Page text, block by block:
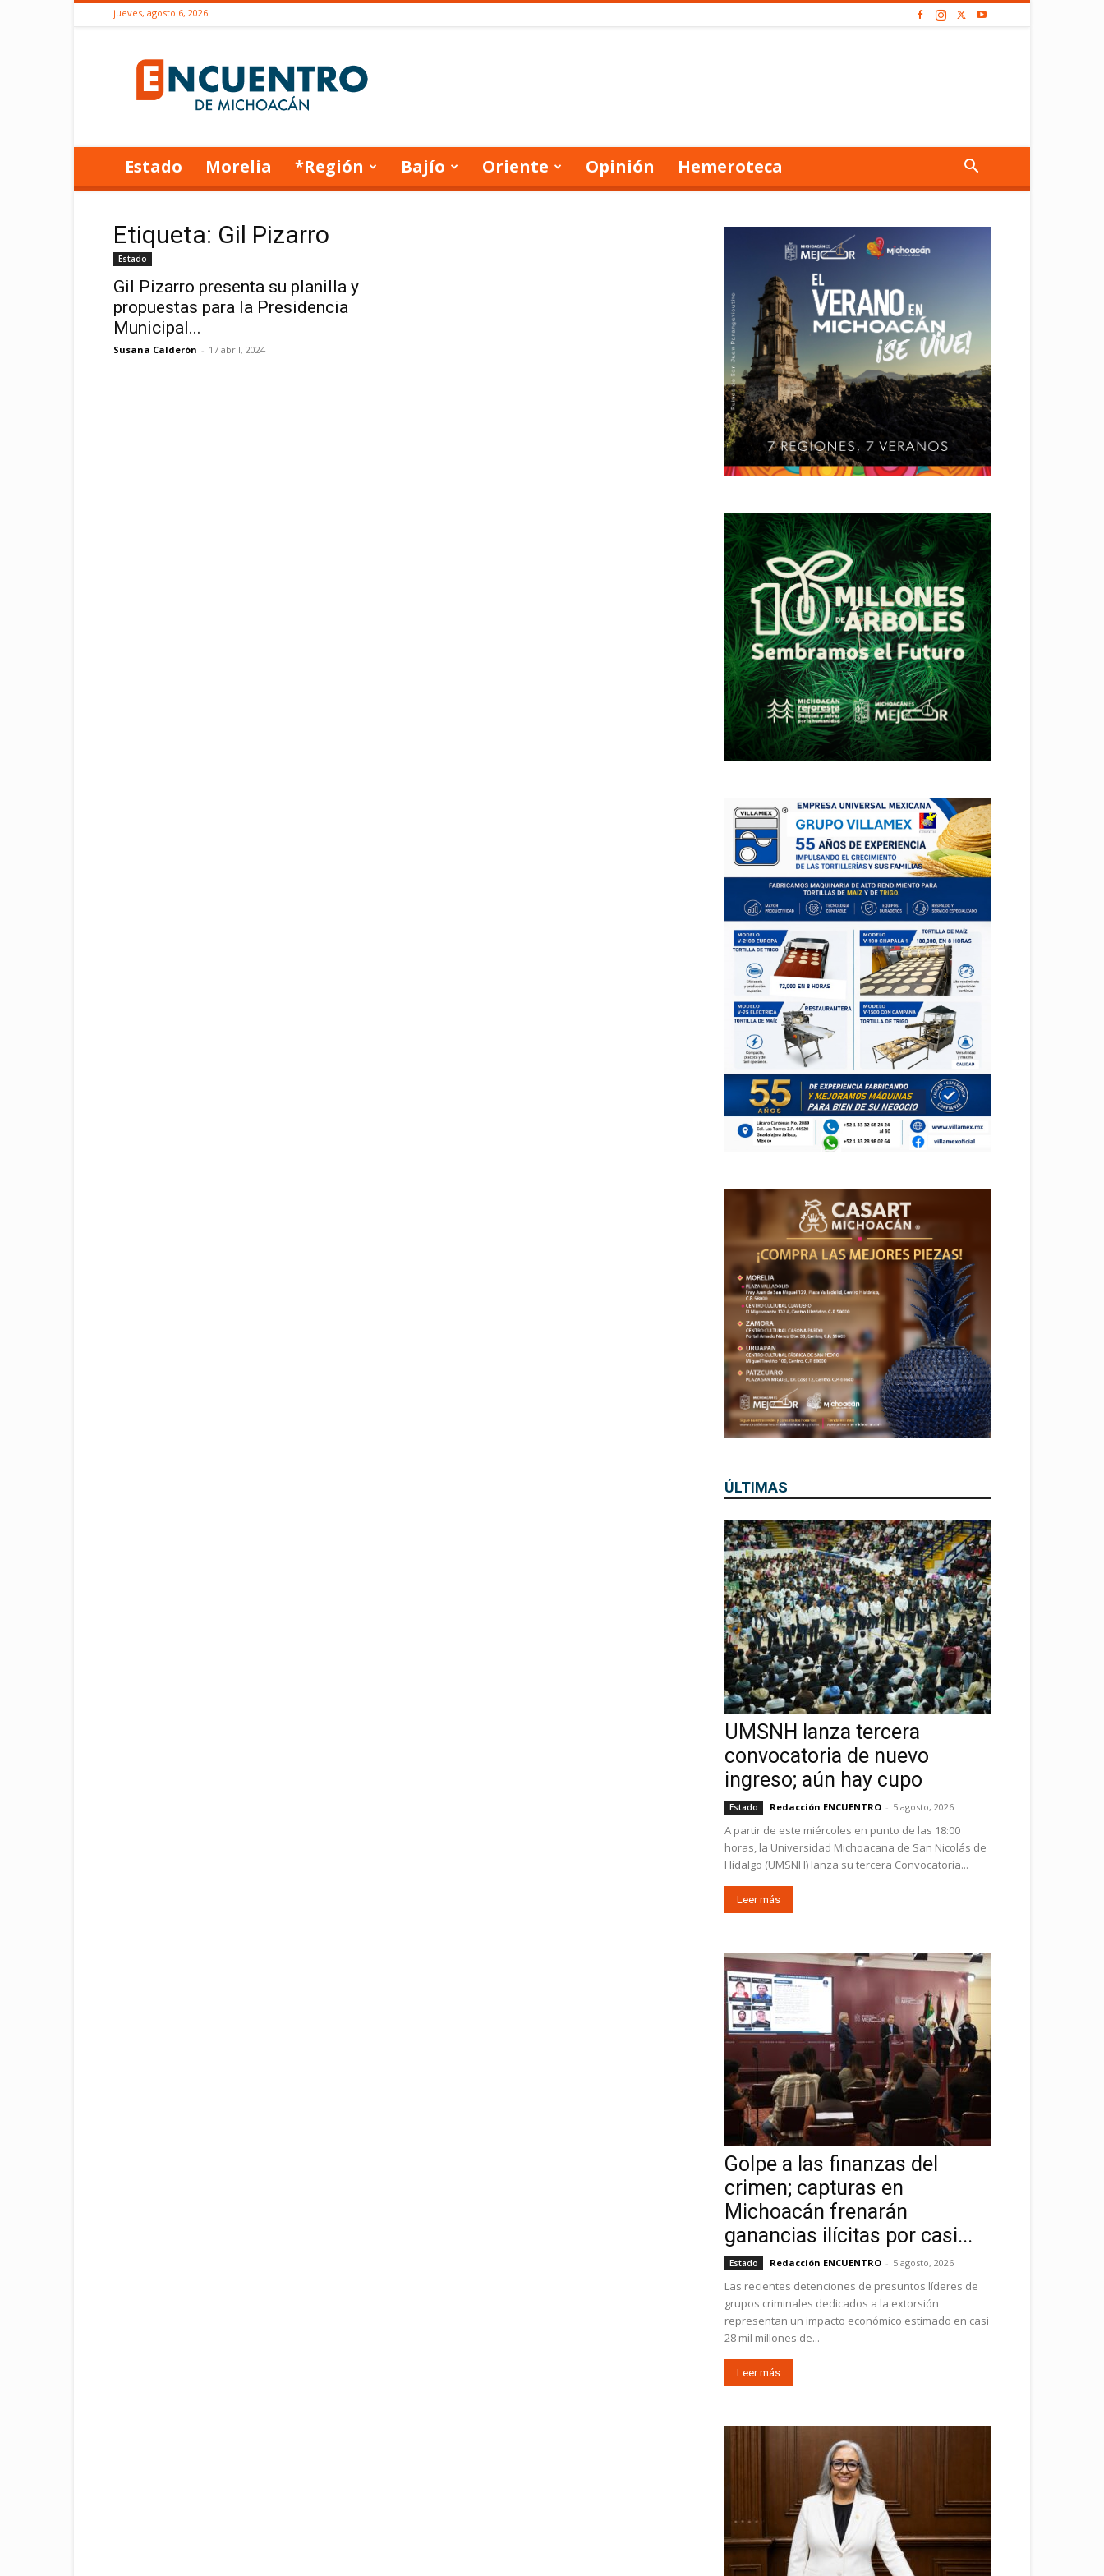
jueves, agosto 6, 2026
de
Michoacán
Estado Morelia *Región Bajío Oriente Opinión Hemeroteca
Etiqueta: Gil Pizarro
Estado
Gil Pizarro presenta su planilla y
propuestas para la Presidencia
Municipal...
Susana Calderón - 17 abril, 2024
ÚLTIMAS
UMSNH lanza tercera
convocatoria de nuevo
ingreso; aún hay cupo
Estado Redacción ENCUENTRO - 5 agosto, 2026
A partir de este miércoles en punto de las 18:00
horas, la Universidad Michoacana de San Nicolás de
Hidalgo (UMSNH) lanza su tercera Convocatoria...
Leer más
Golpe a las finanzas del
crimen; capturas en
Michoacán frenarán
ganancias ilícitas por casi...
Estado Redacción ENCUENTRO - 5 agosto, 2026
Las recientes detenciones de presuntos líderes de
grupos criminales dedicados a la extorsión
representan un impacto económico estimado en casi
28 mil millones de...
Leer más